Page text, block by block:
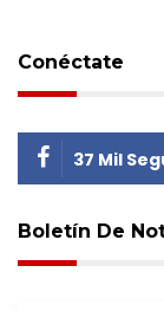
Conéctate
37 Mil
Boletín De